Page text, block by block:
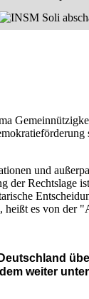
und
Rechtslage
es von
weiter